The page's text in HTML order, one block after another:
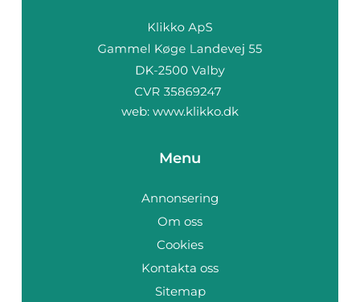
web: www.klikko.dk
Menu
Annonsering
Om oss
Cookies
Kontakta oss
Sitemap